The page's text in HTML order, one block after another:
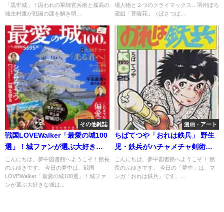
「黒牢城」！囚われの軍師官兵衛と孤高の
城主村重が戦国の謎を解き明...
場人物と２つのクライマックス…羽州ぼろ
鳶組「菩薩花」（ぼさつば...
その他雑誌
戦国LOVEWalker「最愛の城100
選」！城ファンが選ぶ大好きな
城は？偏愛テーマも…
こんにちは。夢中図書館へようこそ！館長
のふゆきです。 今日の夢中は、戦国
LOVEWalker「最愛の城100選」！城ファ
ンが選ぶ大好きな城は...
漫画・アート
ちばてつや「おれは鉄兵」 野生
児・鉄兵がハチャメチャ剣術で
大暴れ
こんにちは。夢中図書館へようこそ！ 館
長のふゆきです。 今日の「夢中」は、マ
ンガ「おれは鉄兵」です。...